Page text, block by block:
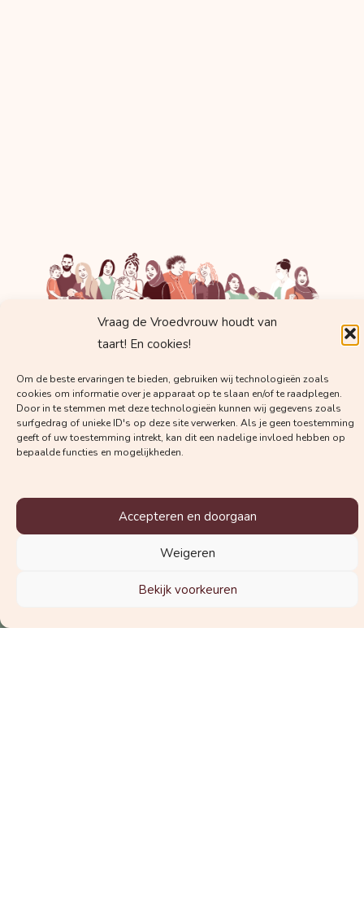
Vraag de Vroedvrouw houdt van
taart! En cookies!
Om de beste ervaringen te bieden, gebruiken wij technologieën zoals
cookies om informatie over je apparaat op te slaan en/of te raadplegen.
Door in te stemmen met deze technologieën kunnen wij gegevens zoals
surfgedrag of unieke ID's op deze site verwerken. Als je geen toestemming
geeft of uw toestemming intrekt, kan dit een nadelige invloed hebben op
bepaalde functies en mogelijkheden.
Accepteren en doorgaan
Weigeren
Bekijk voorkeuren
Krijg regelmatig mails met
waardevolle kennis van
Vroedvrouw Margot!